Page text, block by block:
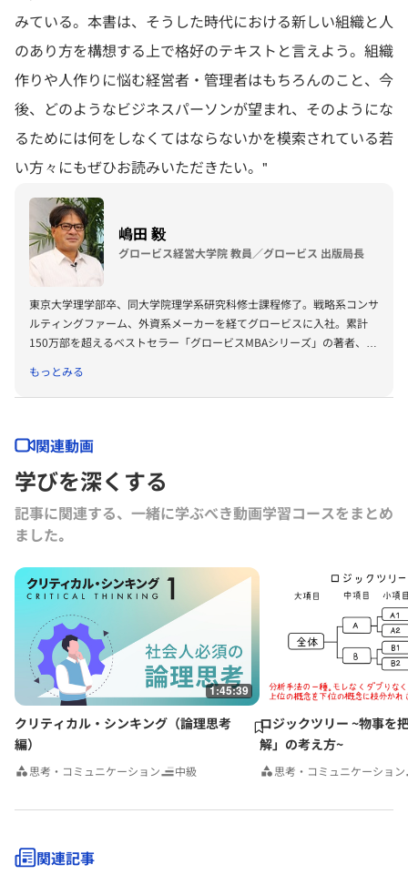
みている。本書は、そうした時代における新しい組織と人
のあり方を構想する上で格好のテキストと言えよう。組織
作りや人作りに悩む経営者・管理者はもちろんのこと、今
後、どのようなビジネスパーソンが望まれ、そのようにな
るためには何をしなくてはならないかを模索されている若
い方々にもぜひお読みいただきたい。"
嶋田 毅
グロービス経営大学院 教員／グロービス 出版局長
東京大学理学部卒、同大学院理学系研究科修士課程修了。戦略系コンサ
ルティングファーム、外資系メーカーを経てグロービスに入社。累計
150万部を超えるベストセラー「グロービスMBAシリーズ」の著者、プ
ング』『グロービスMBAキーワード 図解 基本ビジネス思考法45』
『グロービスMBAキーワード 図解 基本フレームワーク50』『ビジネ
（東洋経済新報社）、『［実況］ロジカルシンキング教室』『［実況』
アカウンティング教室』『競争優位としての経営理念』（以上PHP研
究所）、『ロジカルシンキングの落とし穴』『バイアス』『KSFとは』
（以上グロービス電子出版）、共著書に『グロービスMBAマネジメン
ト・ブック』『グロービスMBAマネジメント・ブックⅡ』『MBA定量
分析と意思決定』『グロービスMBAビジネスプラン』『ストーリーで
にも多数の単著、共著書、共訳書がある。
グロービス経営大学院や企業研修において経営戦略、マーケティング、
事業革新、管理会計、自社課題（アクションラーニング）などの講師を
務める。グロービスのナレッジライブラリ「GLOBIS知見録」に定期的
にコラムを連載するとともに、さまざまなテーマで講演なども行ってい
る。
もっとみる
関連動画
学びを深くする
記事に関連する、一緒に学ぶべき動画学習コースをまとめ
ました｡
1:45:39
クリティカル・シンキング（論理思考
編）
思考・コミュニケーション 中級
ロジックツリー ~物事を
解」の考え方~
思考・コミュニケーション
関連記事